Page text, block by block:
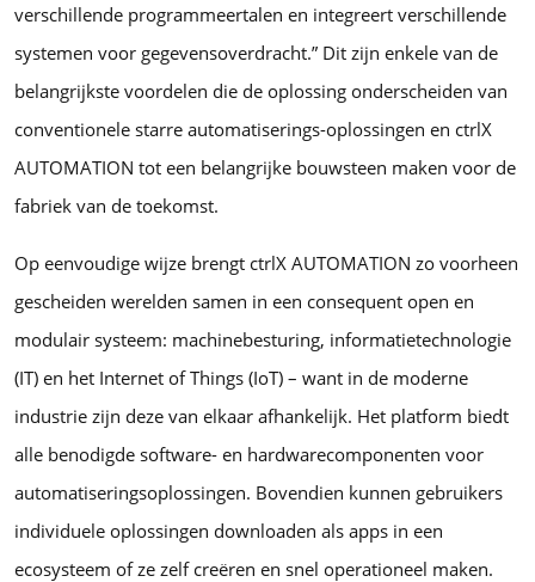
verschillende programmeertalen en integreert verschillende
systemen voor gegevensoverdracht.” Dit zijn enkele van de
belangrijkste voordelen die de oplossing onderscheiden van
conventionele starre automatiserings-oplossingen en ctrlX
AUTOMATION tot een belangrijke bouwsteen maken voor de
fabriek van de toekomst.
Op eenvoudige wijze brengt ctrlX AUTOMATION zo voorheen
gescheiden werelden samen in een consequent open en
modulair systeem: machinebesturing, informatietechnologie
(IT) en het Internet of Things (IoT) – want in de moderne
industrie zijn deze van elkaar afhankelijk. Het platform biedt
alle benodigde software- en hardwarecomponenten voor
automatiseringsoplossingen. Bovendien kunnen gebruikers
individuele oplossingen downloaden als apps in een
ecosysteem of ze zelf creëren en snel operationeel maken.